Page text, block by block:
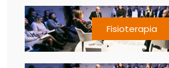
Fisioterapia